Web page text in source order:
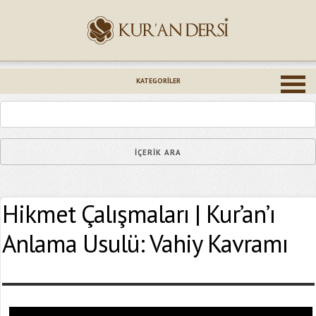
KATEGORILER
Hikmet Çalışmaları | Kur’an’ı
Anlama Usulü: Vahiy Kavramı
Epostanız (*)
Yaşadığınız Hatanın Ayrıntıları